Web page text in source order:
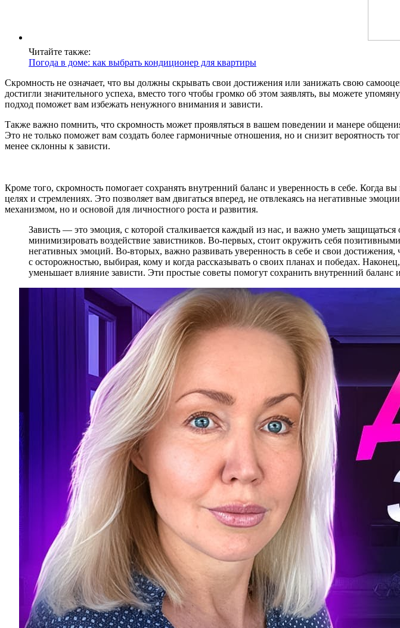
Читайте также:
Погода в доме: как выбрать кондиционер для квартиры
Скромность не означает, что вы должны скрывать свои достижения или занижать свою
достигли значительного успеха, вместо того чтобы громко об этом заявлять, вы можете
подход поможет вам избежать ненужного внимания и зависти.
Также важно помнить, что скромность может проявляться в вашем поведении и манере
Это не только поможет вам создать более гармоничные отношения, но и снизит вероятность
менее склонны к зависти.
Кроме того, скромность помогает сохранять внутренний баланс и уверенность в себе. Когда
целях и стремлениях. Это позволяет вам двигаться вперед, не отвлекаясь на негативные
механизмом, но и основой для личностного роста и развития.
Зависть — это эмоция, с которой сталкивается каждый из нас, и важно уметь
минимизировать воздействие завистников. Во-первых, стоит окружить себя
негативных эмоций. Во-вторых, важно развивать уверенность в себе и свои
с осторожностью, выбирая, кому и когда рассказывать о своих планах и победах.
уменьшает влияние зависти. Эти простые советы помогут сохранить внутренний